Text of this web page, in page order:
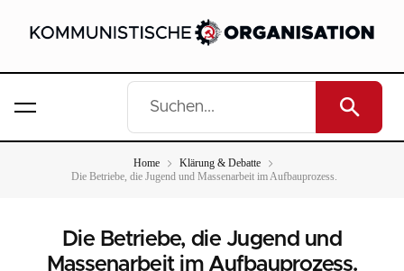
Home
Klärung & Debatte
Die Betriebe, die Jugend und Massenarbeit im Aufbauprozess.
Die Betriebe, die Jugend und
Massenarbeit im Aufbauprozess.